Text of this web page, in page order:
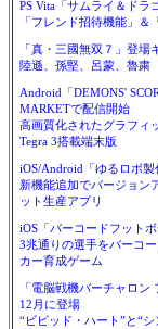
PS Vita「サムライ＆ドラ
「フレンド招待機能」＆
「真・三國無双７」登場
陸遜、孫堅、呂蒙、魯粛
Android「DEMONS'
MARKETで配信開始
高画質化されたグラフィ
Tegra 3搭載端末版
iOS/Android「ゆるロボ
新機能追加でバージョン
ット生産アプリ
iOS「バーコードフット
3兆通りの選手をバーコ
カー育成ゲーム
「電脳戦機バーチャロ
12月に登場
“ビビッド・ハート”と“